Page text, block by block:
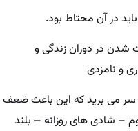
در آن محتاط بود.
در دوران زندگی و
و نامزدی
سر می برید که این باعث ضعف
شادی های روزانه – بلند